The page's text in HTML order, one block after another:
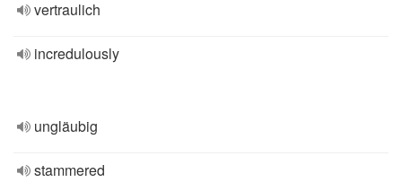
vertraulich
incredulously
ungläubig
stammered